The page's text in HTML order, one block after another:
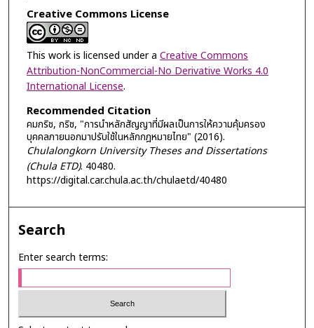
Creative Commons License
This work is licensed under a Creative Commons
Attribution-NonCommercial-No Derivative Works 4.0
International License.
Recommended Citation
คมกริช, กริช, "การนำหลักสัญญาที่มีผลเป็นการให้ความคุ้มครอง
บุคคลภายนอกมาปรับใช้ในหลักกฎหมายไทย" (2016).
Chulalongkorn University Theses and Dissertations
(Chula ETD). 40480.
https://digital.car.chula.ac.th/chulaetd/40480
Search
Enter search terms: